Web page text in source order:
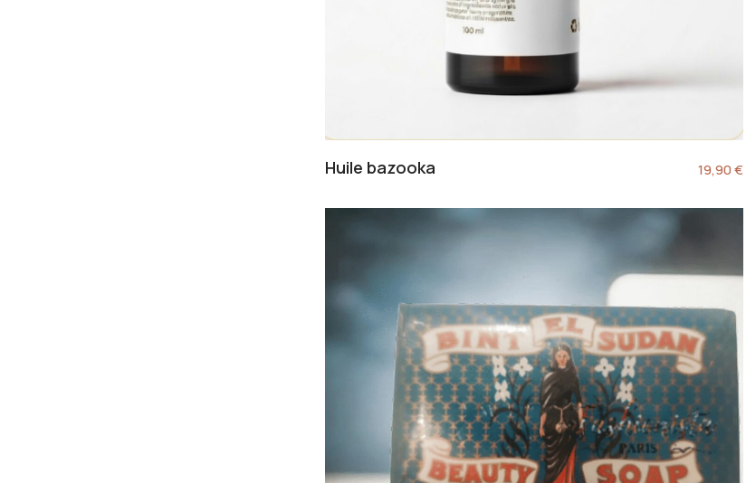
Huile bazooka 19,90€